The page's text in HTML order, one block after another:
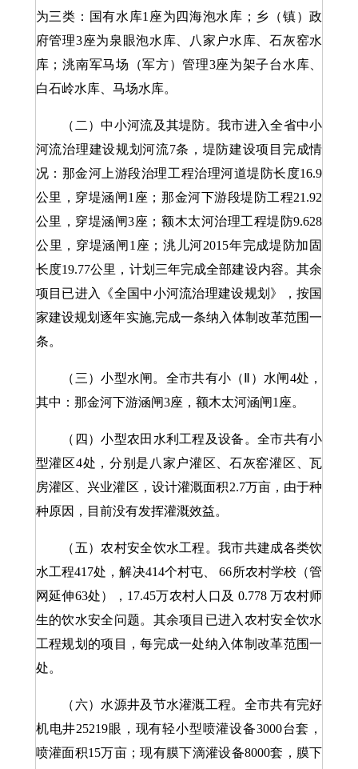
为三类：国有水库1座为四海泡水库；乡（镇）政
府管理3座为泉眼泡水库、八家户水库、石灰窑水
库；洮南军马场（军方）管理3座为架子台水库、
白石岭水库、马场水库。
（二）中小河流及其堤防。我市进入全省中小
河流治理建设规划河流7条，堤防建设项目完成情
况：那金河上游段治理工程治理河道堤防长度16.9
公里，穿堤涵闸1座；那金河下游段堤防工程21.92
公里，穿堤涵闸3座；额木太河治理工程堤防9.628
公里，穿堤涵闸1座；洮儿河2015年完成堤防加固
长度19.77公里，计划三年完成全部建设内容。其余
项目已进入《全国中小河流治理建设规划》，按国
家建设规划逐年实施,完成一条纳入体制改革范围一
条。
（三）小型水闸。全市共有小（Ⅱ）水闸4处，
其中：那金河下游涵闸3座，额木太河涵闸1座。
（四）小型农田水利工程及设备。全市共有小
型灌区4处，分别是八家户灌区、石灰窑灌区、瓦
房灌区、兴业灌区，设计灌溉面积2.7万亩，由于种
种原因，目前没有发挥灌溉效益。
（五）农村安全饮水工程。我市共建成各类饮
水工程417处，解决414个村屯、 66所农村学校（管
网延伸63处），17.45万农村人口及 0.778 万农村师
生的饮水安全问题。其余项目已进入农村安全饮水
工程规划的项目，每完成一处纳入体制改革范围一
处。
（六）水源井及节水灌溉工程。全市共有完好
机电井25219眼，现有轻小型喷灌设备3000台套，
喷灌面积15万亩；现有膜下滴灌设备8000套，膜下